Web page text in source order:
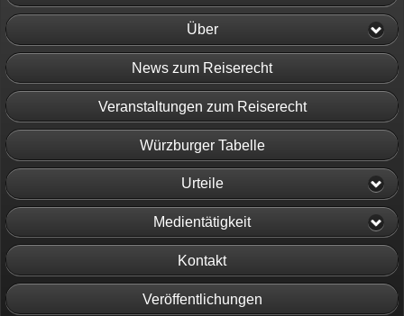
Über
News zum Reiserecht
Veranstaltungen zum Reiserecht
Würzburger Tabelle
Urteile
Medientätigkeit
Kontakt
Veröffentlichungen